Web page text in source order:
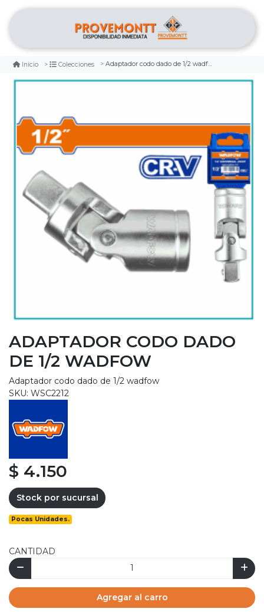
Inicio Colecciones Adaptador codo dado de 1/2 wadfow
ADAPTADOR CODO DADO
DE 1/2 WADFOW
Adaptador codo dado de 1/2 wadfow
SKU: WSC2212
$ 4.150
Stock por sucursal
Pocas Unidades.
CANTIDAD
Agregar al carro